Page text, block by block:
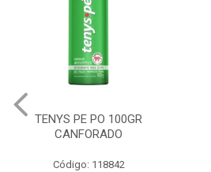
TENYS PE PO 100GR
CANFORADO
Código: 118842